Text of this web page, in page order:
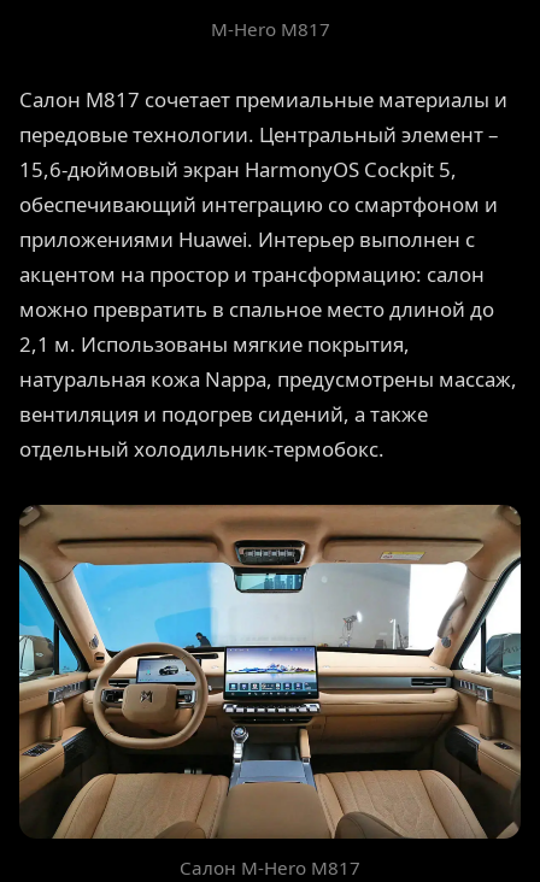
M-Hero M817
Салон M817 сочетает премиальные материалы и
передовые технологии. Центральный элемент –
15,6-дюймовый экран HarmonyOS Cockpit 5,
обеспечивающий интеграцию со смартфоном и
приложениями Huawei. Интерьер выполнен с
акцентом на простор и трансформацию: салон
можно превратить в спальное место длиной до
2,1 м. Использованы мягкие покрытия,
натуральная кожа Nappa, предусмотрены массаж,
вентиляция и подогрев сидений, а также
отдельный холодильник-термобокс.
Салон M-Hero M817